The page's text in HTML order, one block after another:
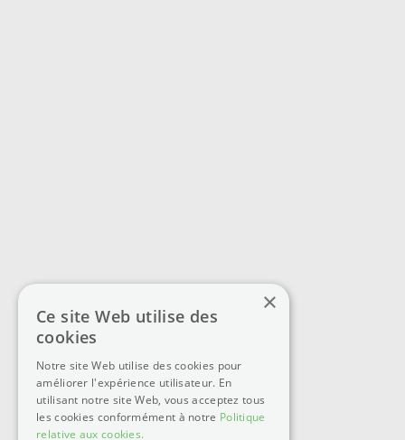
×
Ce site Web utilise des
cookies
Notre site Web utilise des cookies pour
améliorer l'expérience utilisateur. En
utilisant notre site Web, vous acceptez tous
les cookies conformément à notre Politique
relative aux cookies.